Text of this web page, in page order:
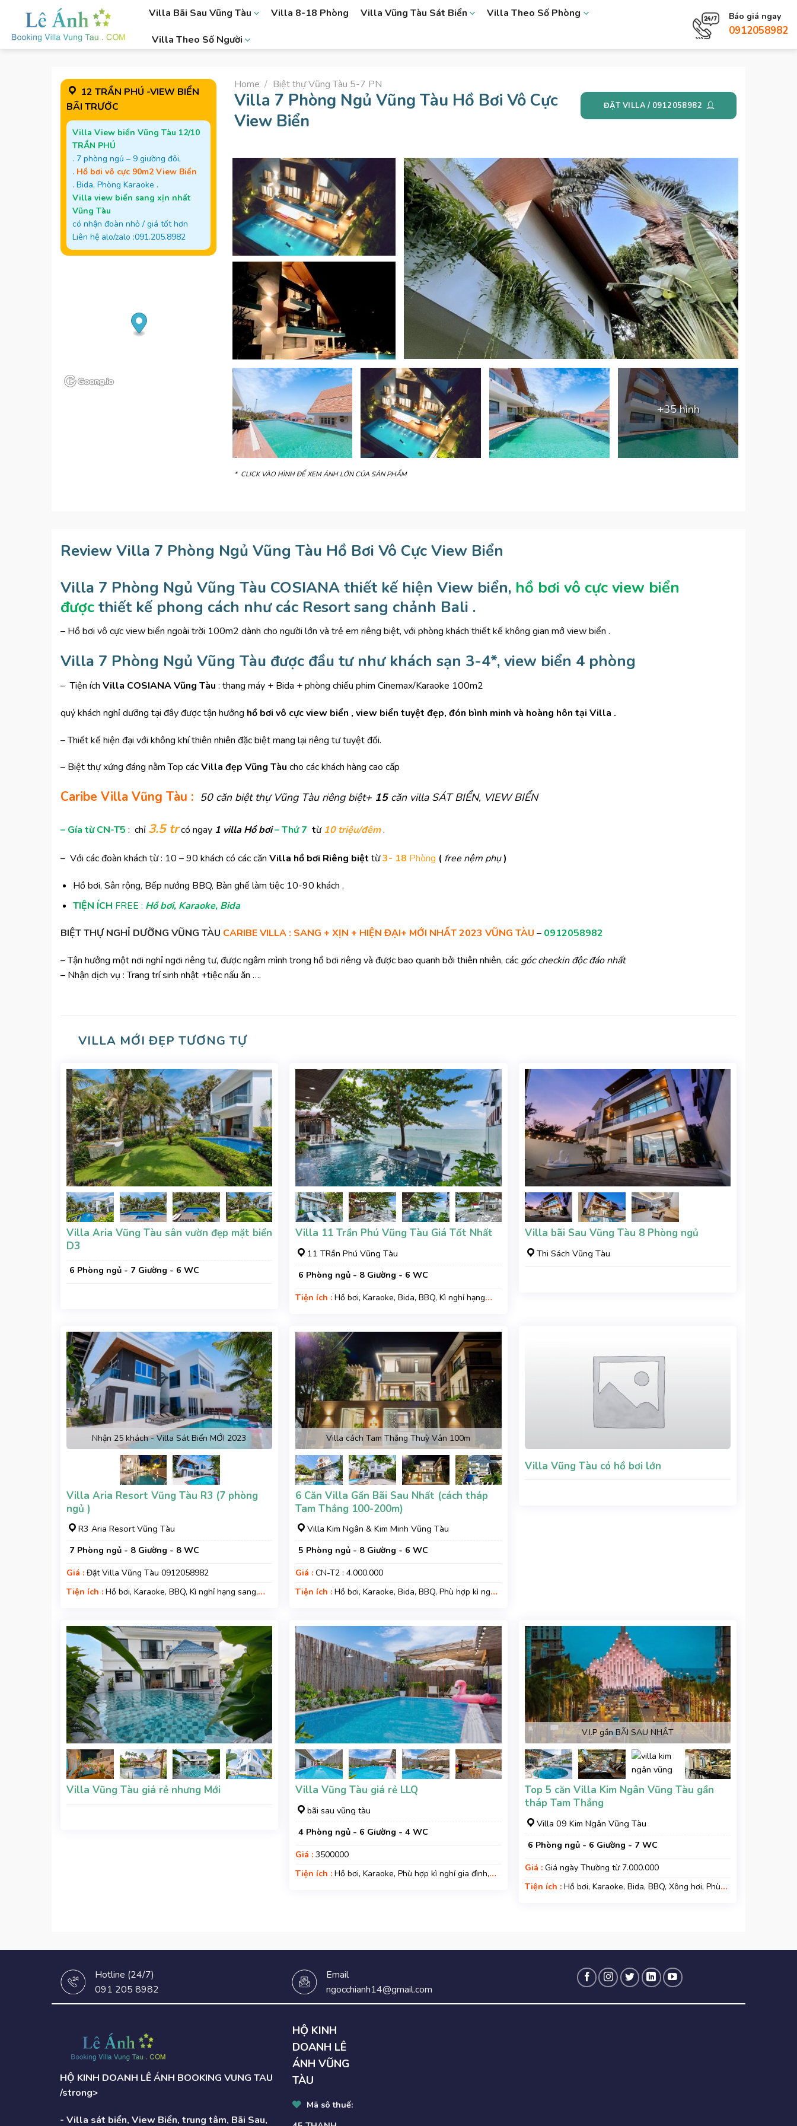
content
Villa Bãi Sau Vũng Tàu Villa 8-18 Phòng Villa Vũng Tàu Sát Biển Villa Theo Số Phòng
Villa Theo Số Người
Báo giá ngay
0912058982
12 TRẦN PHÚ -VIEW BIỂN
BÃI TRƯỚC
Villa View biển Vũng Tàu 12/10
TRẦN PHÚ
. 7 phòng ngủ – 9 giường đôi,
. Hồ bơi vô cực 90m2 View Biển
. Bida, Phòng Karaoke .
Villa view biển sang xịn nhất
Vũng Tàu
có nhận đoàn nhỏ / giá tốt hơn
Liên hệ alo/zalo :091.205.8982
Home / Biệt thự Vũng Tàu 5-7 PN
Villa 7 Phòng Ngủ Vũng Tàu Hồ Bơi Vô Cực
View Biển
ĐẶT VILLA / 0912058982
+35 hình
* CLICK VÀO HÌNH ĐỂ XEM ẢNH LỚN CỦA SẢN PHẨM
Review Villa 7 Phòng Ngủ Vũng Tàu Hồ Bơi Vô Cực View Biển
Villa 7 Phòng Ngủ Vũng Tàu COSIANA thiết kế hiện View biển, hồ bơi vô cực view biển
được thiết kế phong cách như các Resort sang chảnh Bali .
– Hồ bơi vô cực view biển ngoài trời 100m2 dành cho người lớn và trẻ em riêng biệt, với phòng khách thiết kế không gian mở view biển .
Villa 7 Phòng Ngủ Vũng Tàu được đầu tư như khách sạn 3-4*, view biển 4 phòng
– Tiện ích Villa COSIANA Vũng Tàu : thang máy + Bida + phòng chiếu phim Cinemax/Karaoke 100m2
quý khách nghỉ dưỡng tại đây được tận hưởng hồ bơi vô cực view biển , view biển tuyệt đẹp, đón bình minh và hoàng hôn tại Villa .
– Thiết kế hiện đại với không khí thiên nhiên đặc biệt mang lại riêng tư tuyệt đối.
– Biệt thự xứng đáng nằm Top cácVilla đẹp Vũng Tàu cho các khách hàng cao cấp
Caribe Villa Vũng Tàu : 50 căn biệt thự Vũng Tàu riêng biệt+ 15căn villa SÁT BIỂN, VIEW BIỂN
– Gía từ CN-T5 : chỉ 3.5 trcó ngay 1 villa Hồ bơi– Thứ 7 từ10 triệu/đêm.
– Với các đoàn khách từ : 10 – 90 khách có các căn Villa hồ bơi Riêng biệt từ3- 18 Phòng ( free nệm phụ)
Hồ bơi, Sân rộng, Bếp nướng BBQ, Bàn ghế làm tiệc 10-90 khách .
TIỆN ÍCH FREE : Hồ bơi, Karaoke, Bida
BIỆT THỰ NGHỈ DƯỠNG VŨNG TÀU CARIBE VILLA : SANG + XỊN + HIỆN ĐẠI+ MỚI NHẤT 2023 VŨNG TÀU – 0912058982
– Tận hưởng một nơi nghỉ ngơi riêng tư, được ngâm mình trong hồ bơi riêng và được bao quanh bởi thiên nhiên, các góc checkin độc đáo nhất
– Nhận dịch vụ : Trang trí sinh nhật +tiệc nấu ăn ….
VILLA MỚI ĐẸP TƯƠNG TỰ
Villa Aria Vũng Tàu sân vườn đẹp mặt biển
D3
6 Phòng ngủ - 7 Giường - 6 WC
Villa 11 Trần Phú Vũng Tàu Giá Tốt Nhất
11 TRần Phú Vũng Tàu
6 Phòng ngủ - 8 Giường - 6 WC
Tiện ích :Hồ bơi, Karaoke, Bida, BBQ, Kì nghỉ hạng
Villa bãi Sau Vũng Tàu 8 Phòng ngủ
Thi Sách Vũng Tàu
Nhận 25 khách - Villa Sát Biển MỚI 2023
Villa Aria Resort Vũng Tàu R3 (7 phòng
ngủ )
R3 Aria Resort Vũng Tàu
7 Phòng ngủ - 8 Giường - 8 WC
Giá : Đặt Villa Vũng Tàu 0912058982
Tiện ích : Hồ bơi, Karaoke, BBQ, Kì nghỉ hạng sang,
Villa cách Tam Thắng Thuỳ Vân 100m
6 Căn Villa Gần Bãi Sau Nhất (cách tháp
Tam Thắng 100-200m)
Villa Kim Ngân & Kim Minh Vũng Tàu
5 Phòng ngủ - 8 Giường - 6 WC
Giá :CN-T2 : 4.000.000
Tiện ích :Hồ bơi, Karaoke, Bida, BBQ, Phù hợp kì nghỉ
Villa Vũng Tàu có hồ bơi lớn
Villa Vũng Tàu giá rẻ nhưng Mới Villa Vũng Tàu giá rẻ LLQ
bãi sau vũng tàu
4 Phòng ngủ - 6 Giường - 4 WC
Giá :3500000
Tiện ích :Hồ bơi, Karaoke, Phù hợp kì nghỉ gia đình,
V.I.P gần BÃI SAU NHẤT
Top 5 căn Villa Kim Ngân Vũng Tàu gần
tháp Tam Thắng
Villa 09 Kim Ngân Vũng Tàu
6 Phòng ngủ - 6 Giường - 7 WC
Giá :Giá ngày Thường từ 7.000.000
Tiện ích :Hồ bơi, Karaoke, Bida, BBQ, Xông hơi, Phù
Hotline (24/7)
091 205 8982
Email
ngocchianh14@gmail.com
HỘ KINH DOANH LÊ ÁNH BOOKING VUNG TAU
/strong>
- Villa sát biển, View Biển, trung tâm, Bãi Sau,
HỘ KINH
DOANH LÊ
ÁNH VŨNG
TÀU
Mã sô thuế: